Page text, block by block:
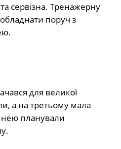
сервізна. Тренажерну
обладнати поруч з
для великої
а на третьому мала
нею планували